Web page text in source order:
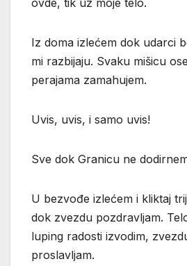
ovde, tik uz moje telo.
Iz doma izlećem dok udarci
mi razbijaju. Svaku mišicu
perajama zamahujem.
Uvis, uvis, i samo uvis!
Sve dok Granicu ne
U bezvođe izlećem i kliktaj
dok zvezdu pozdravljam.
luping radosti izvodim,
proslavljam.